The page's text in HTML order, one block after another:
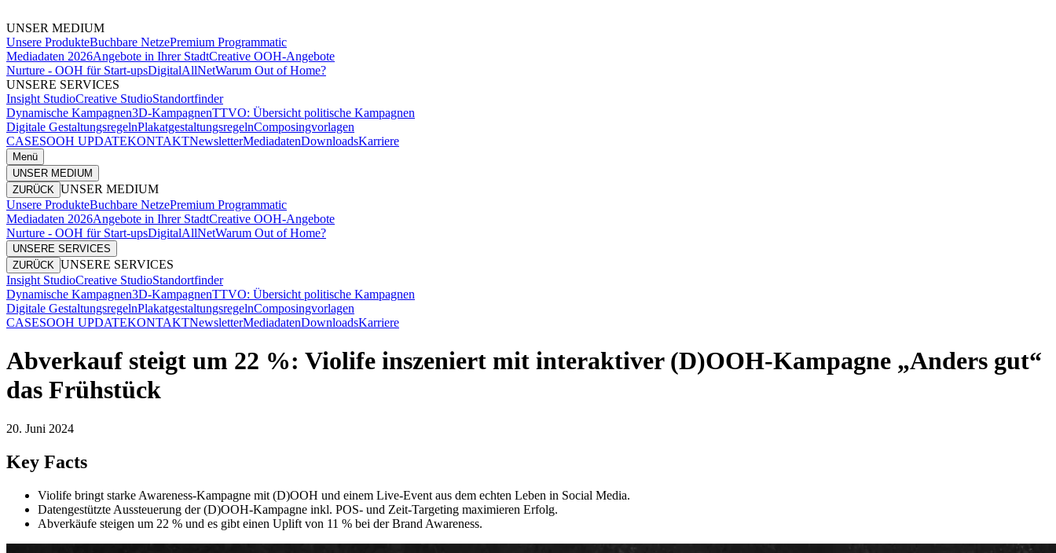
UNSER MEDIUM
Unsere ProdukteBuchbare NetzePremium Programmatic
Mediadaten 2026Angebote in Ihrer StadtCreative OOH-Angebote
Nurture - OOH für Start-upsDigitalAllNetWarum Out of Home?
UNSERE SERVICES
Insight StudioCreative StudioStandortfinder
Dynamische Kampagnen3D-KampagnenTTVO: Übersicht politische Kampagnen
Digitale GestaltungsregelnPlakatgestaltungsregelnComposingvorlagen
CASESOOH UPDATEKONTAKTNewsletterMediadatenDownloadsKarriere
Menü
UNSER MEDIUM
ZURÜCK UNSER MEDIUM
Unsere ProdukteBuchbare NetzePremium Programmatic
Mediadaten 2026Angebote in Ihrer StadtCreative OOH-Angebote
Nurture - OOH für Start-upsDigitalAllNetWarum Out of Home?
UNSERE SERVICES
ZURÜCK UNSERE SERVICES
Insight StudioCreative StudioStandortfinder
Dynamische Kampagnen3D-KampagnenTTVO: Übersicht politische Kampagnen
Digitale GestaltungsregelnPlakatgestaltungsregelnComposingvorlagen
CASESOOH UPDATEKONTAKTNewsletterMediadatenDownloadsKarriere
Abverkauf steigt um 22 %: Violife inszeniert mit interaktiver (D)OOH-Kampagne „Anders gut“
das Frühstück
20. Juni 2024
Key Facts
Violife bringt starke Awareness-Kampagne mit (D)OOH und einem Live-Event aus dem echten Leben in Social Media.
Datengestützte Aussteuerung der (D)OOH-Kampagne inkl. POS- und Zeit-Targeting maximieren Erfolg.
Abverkäufe steigen um 22 % und es gibt einen Uplift von 11 % bei der Brand Awareness.